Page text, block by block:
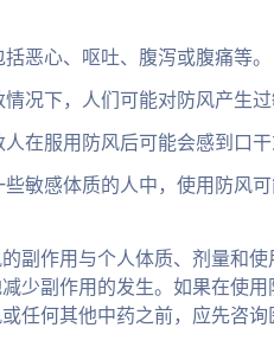
括恶心、呕吐、腹泻或腹痛等。
情况下，人们可能对防风产生
人在服用防风后可能会感到口干
些敏感体质的人中，使用防风
副作用与个人体质、剂量和
少副作用的发生。如果在使
任何其他中药之前，应先咨询